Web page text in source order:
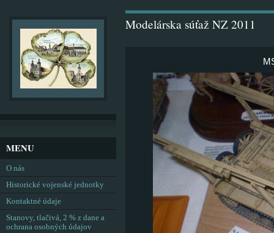
Modelárska súťaž NZ 2011
MENU
O nás
Historické vojenské jednotky
Kontaktné údaje
Stanovy, tlačivá, 2 % z dane a
ochrana osobných údajov